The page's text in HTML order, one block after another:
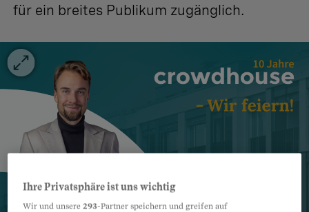
für ein breites Publikum zugänglich.
Ihre Privatsphäre ist uns wichtig
Wir und unsere293-Partner speichern und greifen auf